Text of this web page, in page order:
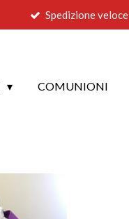
Spedizione veloce
COMUNIONI